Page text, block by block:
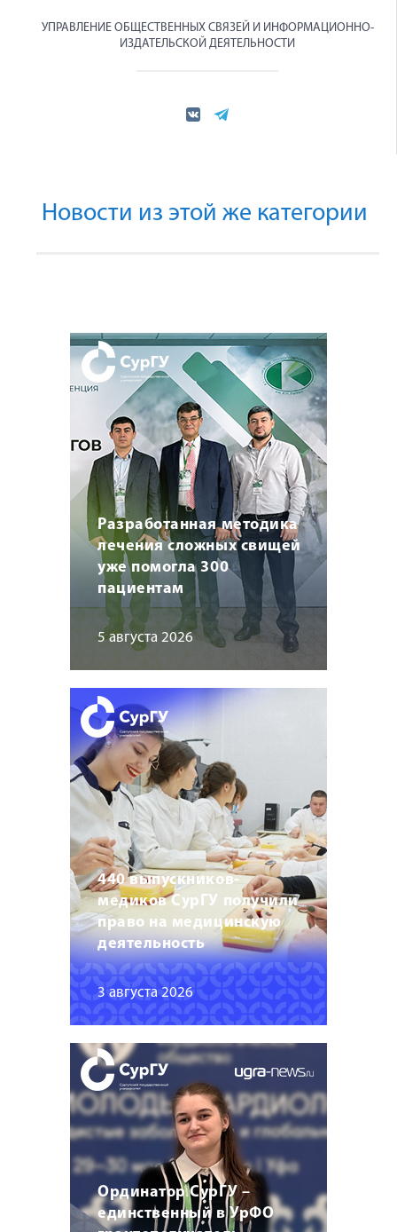
УПРАВЛЕНИЕ ОБЩЕСТВЕННЫХ СВЯЗЕЙ И ИНФОРМАЦИОННО-
ИЗДАТЕЛЬСКОЙ ДЕЯТЕЛЬНОСТИ
Новости из этой же категории
Разработанная методика
лечения сложных свищей
уже помогла 300
пациентам
5 августа 2026
440 выпускников-
медиков СурГУ получили
право на медицинскую
деятельность
3 августа 2026
Ординатор СурГУ –
единственный в УрФО